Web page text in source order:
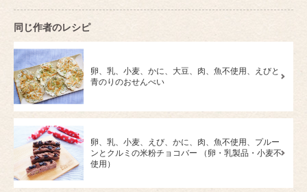
同じ作者のレシピ
卵、乳、小麦、かに、大豆、肉、魚不使用、えびと
青のりのおせんべい
卵、乳、小麦、えび、かに、肉、魚不使用、プルー
ンとクルミの米粉チョコバー （卵・乳製品・小麦不
使用）